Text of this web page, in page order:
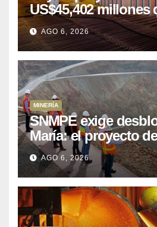
US$45,402 millones
puede aprovechar
AGO 6, 2026
MINERÍA
SNMPE exige
María: el proyecto
que Perú lleva 15
posponiendo
AGO 6, 2026